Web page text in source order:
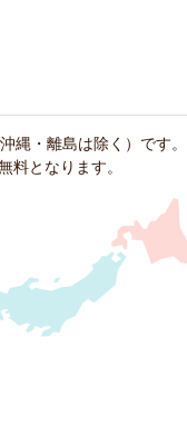
縄・離島は除く）です。
料となります。